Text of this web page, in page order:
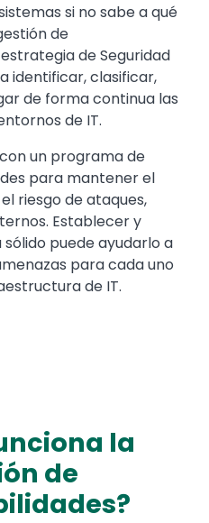
si no sabe a qué
de
de Seguridad
identificar, clasificar,
de forma continua las
de IT.
un programa de
para mantener el
riesgo de ataques,
Establecer y
puede ayudarlo a
para cada uno
de IT.
la
de